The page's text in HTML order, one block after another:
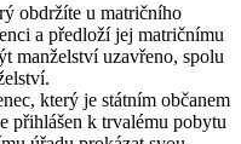
obdržíte u matričního
a předloží jej matričnímu
manželství uzavřeno, spolu
který je státním občanem
přihlášen k trvalému pobytu